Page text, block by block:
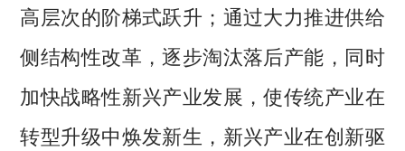
高层次的阶梯式跃升；通过大力推进供给
侧结构性改革，逐步淘汰落后产能，同时
加快战略性新兴产业发展，使传统产业在
转型升级中焕发新生，新兴产业在创新驱